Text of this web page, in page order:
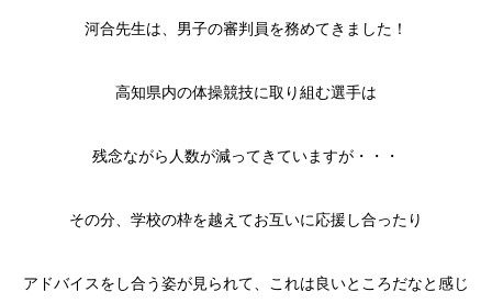
河合先生は、男子の審判員を務めてきました！
高知県内の体操競技に取り組む選手は
残念ながら人数が減ってきていますが・・・
その分、学校の枠を越えてお互いに応援し合ったり
アドバイスをし合う姿が見られて、これは良いところだなと感じ